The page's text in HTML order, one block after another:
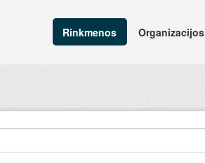
Rinkmenos
Organizacijos